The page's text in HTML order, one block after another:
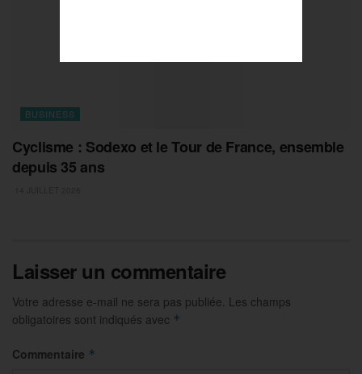
BUSINESS
Cyclisme : Sodexo et le Tour de France, ensemble
depuis 35 ans
Laisser un commentaire
Votre adresse e-mail ne sera pas publiée. Les champs
obligatoires sont indiqués avec *
Commentaire *